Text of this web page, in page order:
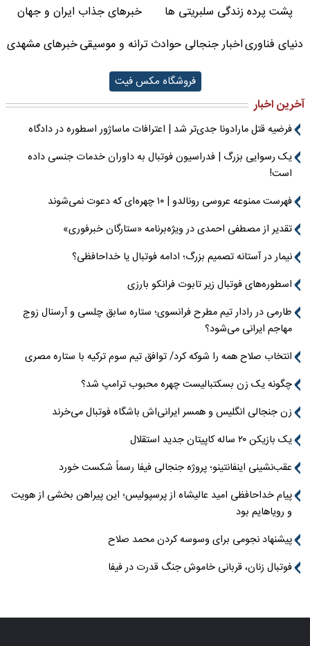
پشت پرده زندگی سلبریتی ها
خبرهای جذاب ایران و جهان
دنیای فناوریاخبار جنجالی حوادثترانه و موسیقیخبرهای مشهدی
فروشگاه مکس فیت
آخرین اخبار
فرضیه قتل مارادونا جدی‌تر شد | اعترافات ماساژور اسطوره در دادگاه
یک رسوایی بزرگ | فدراسیون فوتبال به داوران خدمات جنسی داده
است!
فهرست ممنوعه عروسی رونالدو | ۱۰ چهره‌ای که دعوت نمی‌شوند
تقدیر از مصطفی احمدی در ویژه‌برنامه «ستارگان خبرفوری»
نیمار در آستانه تصمیم بزرگ؛ ادامه فوتبال یا خداحافظی؟
اسطوره‌های فوتبال زیر تابوت فرانکو بارزی
طارمی در رادار تیم مطرح فرانسوی؛ ستاره سابق چلسی و آرسنال زوج
مهاجم ایرانی می‌شود؟
انتخاب صلاح همه را شوکه کرد/ توافق تیم سوم ترکیه با ستاره مصری
چگونه یک زن بسکتبالیست چهره محبوب ترامپ شد؟
زن جنجالی انگلیس و همسر ایرانی‌اش باشگاه فوتبال می‌خرند
یک بازیکن ۲۰ ساله کاپیتان جدید استقلال
عقب‌نشینی اینفانتینو؛ پروژه جنجالی فیفا رسماً شکست خورد
پیام خداحافظی امید عالیشاه از پرسپولیس؛ این پیراهن بخشی از هویت
و رویاهایم بود
پیشنهاد نجومی برای وسوسه کردن محمد صلاح
فوتبال زنان، قربانی خاموش جنگ قدرت در فیفا